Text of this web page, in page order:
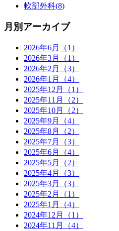
軟部外科(8)
月別アーカイブ
2026年6月（1）
2026年3月（1）
2026年2月（3）
2026年1月（4）
2025年12月（1）
2025年11月（2）
2025年10月（2）
2025年9月（4）
2025年8月（2）
2025年7月（3）
2025年6月（4）
2025年5月（2）
2025年4月（3）
2025年3月（3）
2025年2月（1）
2025年1月（4）
2024年12月（1）
2024年11月（4）